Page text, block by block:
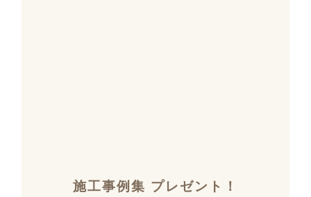
施工事例集 プレゼント！